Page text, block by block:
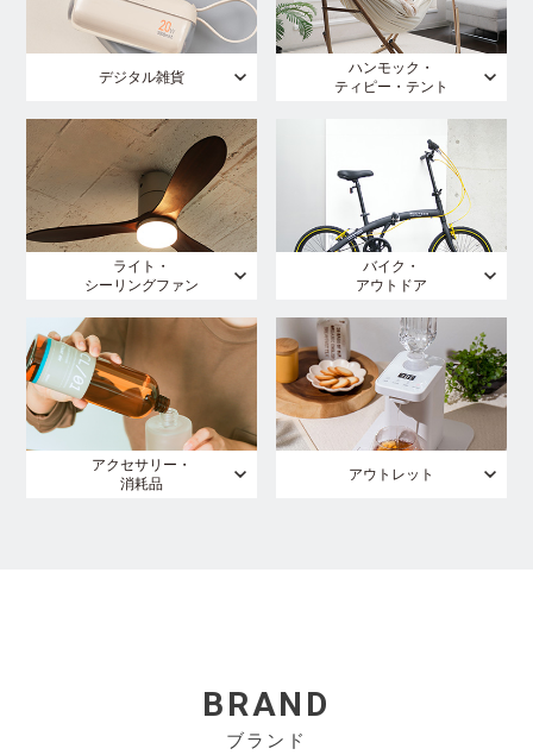
デジタル雑貨
ハンモック・
ティピー・テント
ライト・
シーリングファン
バイク・
アウトドア
アクセサリー・
消耗品
アウトレット
BRAND
ブランド